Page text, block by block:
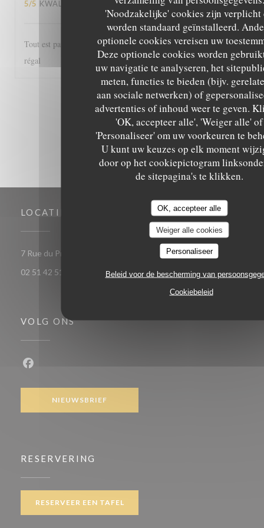
'Noodzakelijke' cookies zijn verplicht
worden standaard geïnstalleerd.
optionele cookies vereisen uw
Deze optionele cookies worden
uw navigatie te analyseren, het
meten, functies te bieden (bijv.
aan sociale netwerken) of
advertenties of inhoud weer te geven.
'OK, accepteer alle', 'Weiger alle' of
'Personaliseer' om uw voorkeuren te
U kunt uw keuzes op elk moment
door op het cookiepictogram
de sitepagina's te klikken.
OK, accepteer alle
Weiger alle cookies
Personaliseer
Beleid voor de bescherming van
Cookiebeleid
5/5 KWALITEIT / PRIJS : 5/5
Tout est parfait, de l'accueil au service et les plats excellents! Un
régal
1 2 3
LOCATIE
7 Rue du Président de Gaulle 85000 LA ROCHE SUR YON
02 51 42 51 49
VOLG ONS
NIEUWSBRIEF
RESERVERING
RESERVEER EEN TAFEL